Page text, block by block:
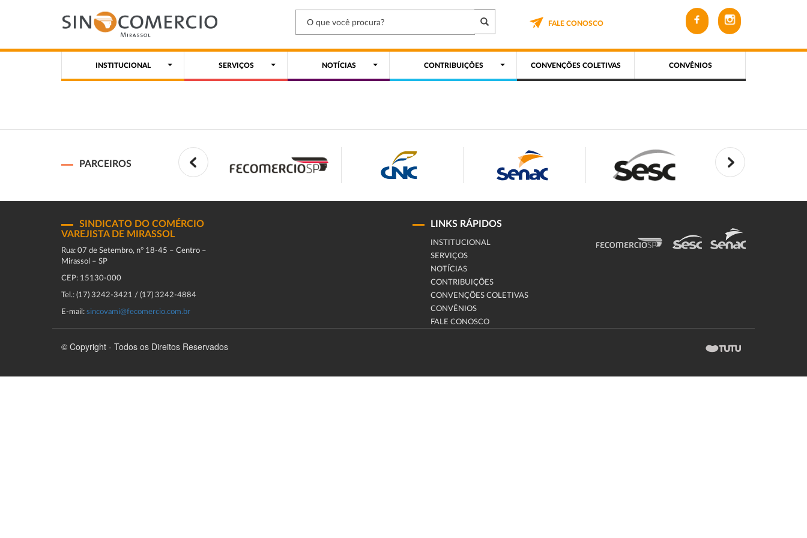
FALE CONOSCO
INSTITUCIONAL SERVIÇOS NOTÍCIAS CONTRIBUIÇÕES CONVENÇÕES COLETIVAS CONVÊNIOS
PARCEIROS
SINDICATO DO COMÉRCIO
VAREJISTA DE MIRASSOL
Rua: 07 de Setembro, n° 18-45 – Centro –
Mirassol – SP
CEP: 15130-000
Tel.: (17) 3242-3421 / (17) 3242-4884
E-mail: sincovami@fecomercio.com.br
LINKS RÁPIDOS
INSTITUCIONAL
SERVIÇOS
NOTÍCIAS
CONTRIBUIÇÕES
CONVENÇÕES COLETIVAS
CONVÊNIOS
FALE CONOSCO
© Copyright - Todos os Direitos Reservados